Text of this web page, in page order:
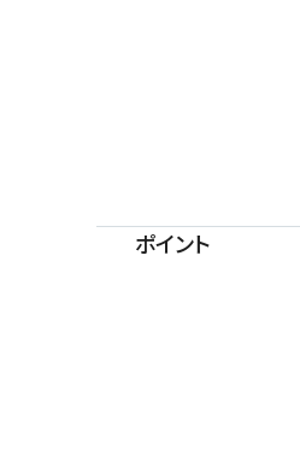
ポイント